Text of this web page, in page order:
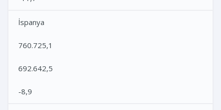
İspanya
760.725,1
692.642,5
-8,9